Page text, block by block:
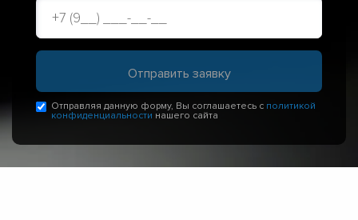
Отправляя данную форму, Вы соглашаетесь с политикой
конфиденциальности нашего сайта